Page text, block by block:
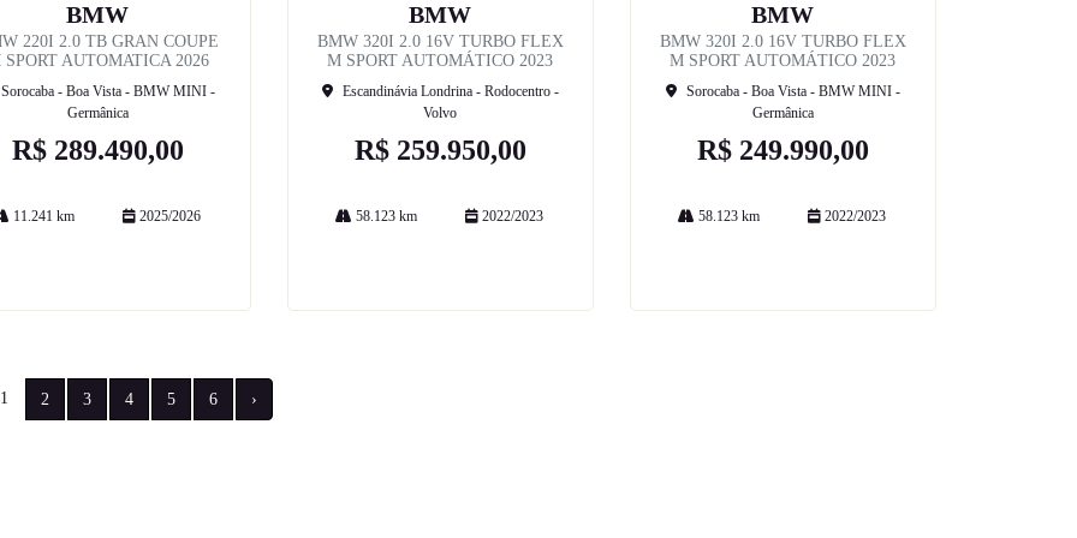
BMW
220I 2.0 TB GRAN COUPE
SPORT AUTOMATICA 2026
Sorocaba - Boa Vista - BMW MINI -
Germânica
R$ 289.490,00
11.241 km 2025/2026
BMW
BMW 320I 2.0 16V TURBO FLEX
M SPORT AUTOMÁTICO 2023
Escandinávia Londrina - Rodocentro -
Volvo
R$ 259.950,00
58.123 km 2022/2023
BMW
BMW 320I 2.0 16V TURBO FLEX
M SPORT AUTOMÁTICO 2023
Sorocaba - Boa Vista - BMW MINI -
Germânica
R$ 249.990,00
58.123 km 2022/2023
1 2 3 4 5 6 ›